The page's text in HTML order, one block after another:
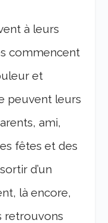
à leurs
commencent
et
peuvent leurs
ami,
fêtes et des
d’un
là encore,
retrouvons